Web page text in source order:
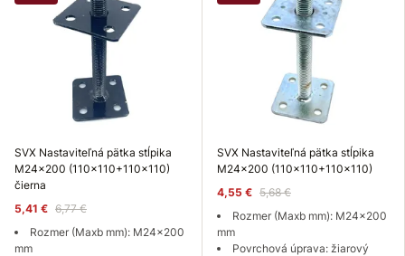
SVX Nastaviteľná pätka stĺpika
M24x200 (110x110+110x110)
čierna
5,41 € 6,77 €
Rozmer (Maxb mm): M24x200
mm
SVX Nastaviteľná pätka stĺpika
M24x200 (110x110+110x110)
4,55 € 5,68 €
Rozmer (Maxb mm): M24x200
mm
Povrchová úprava: žiarový